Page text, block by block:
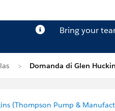
Bring your
Domanda di Glen
(Thompson Pump &